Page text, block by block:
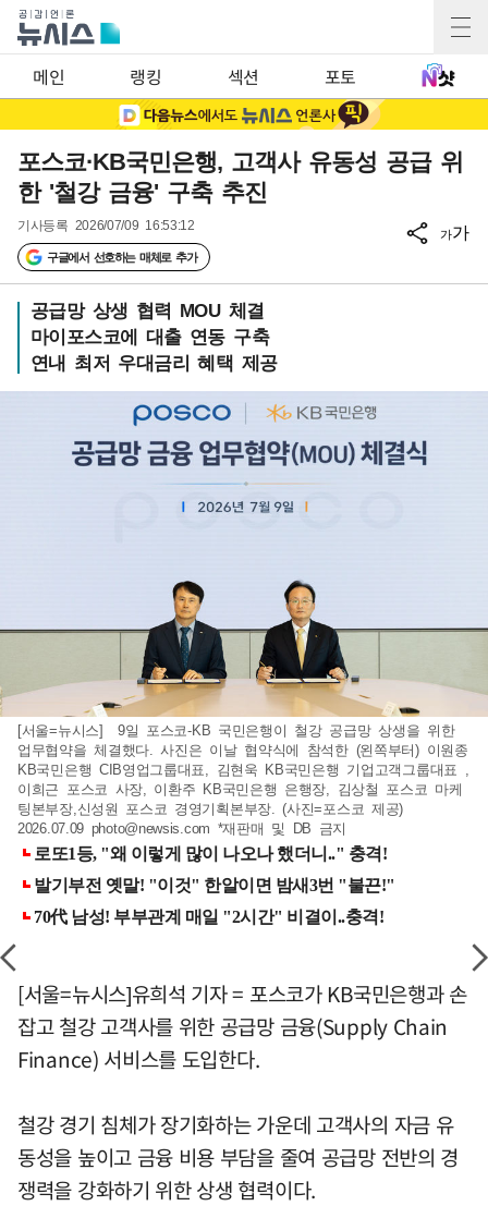
메인 랭킹 섹션 포토
포스코·KB국민은행, 고객사 유동성 공급 위
한 '철강 금융' 구축 추진
기사등록 2026/07/09 16:53:12
구글에서 선호하는 매체로 추가
가가
공급망 상생 협력 MOU 체결
마이포스코에 대출 연동 구축
연내 최저 우대금리 혜택 제공
[서울=뉴시스] 9일 포스코-KB 국민은행이 철강 공급망 상생을 위한
업무협약을 체결했다. 사진은 이날 협약식에 참석한 (왼쪽부터) 이원종
KB국민은행 CIB영업그룹대표, 김현욱 KB국민은행 기업고객그룹대표 ,
이희근 포스코 사장, 이환주 KB국민은행 은행장, 김상철 포스코 마케
팅본부장,신성원 포스코 경영기획본부장. (사진=포스코 제공)
2026.07.09 photo@newsis.com *재판매 및 DB 금지
[서울=뉴시스]유희석 기자 = 포스코가 KB국민은행과 손
잡고 철강 고객사를 위한 공급망 금융(Supply Chain
Finance) 서비스를 도입한다.
철강 경기 침체가 장기화하는 가운데 고객사의 자금 유
동성을 높이고 금융 비용 부담을 줄여 공급망 전반의 경
쟁력을 강화하기 위한 상생 협력이다.